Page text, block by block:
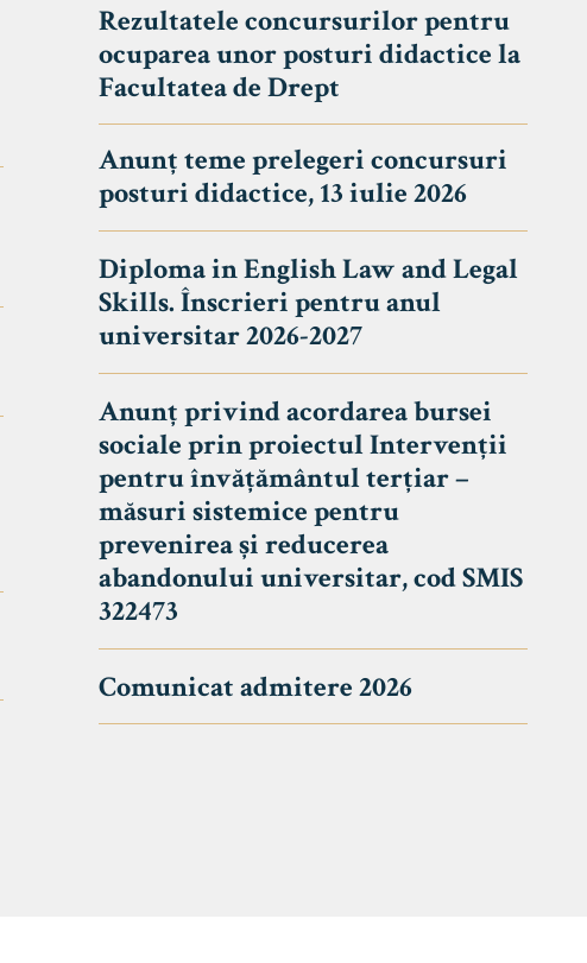
Rezultatele concursurilor pentru
ocuparea unor posturi didactice la
Facultatea de Drept
Anunț teme prelegeri concursuri
posturi didactice, 13 iulie 2026
Diploma in English Law and Legal
Skills. Înscrieri pentru anul
universitar 2026-2027
Anunț privind acordarea bursei
sociale prin proiectul Intervenții
pentru învățământul terțiar –
măsuri sistemice pentru
prevenirea și reducerea
abandonului universitar, cod SMIS
322473
Comunicat admitere 2026